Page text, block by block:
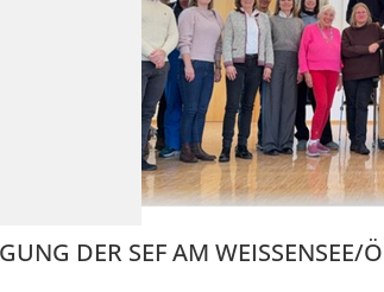
DER SEF AM WEISSENSEE/